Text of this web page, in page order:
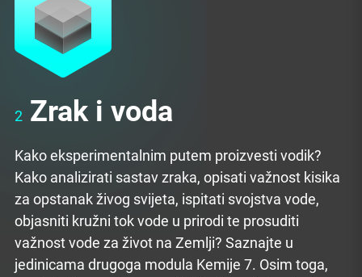
2 Zrak i voda
Kako eksperimentalnim putem proizvesti vodik?
Kako analizirati sastav zraka, opisati važnost kisika
za opstanak živog svijeta, ispitati svojstva vode,
objasniti kružni tok vode u prirodi te prosuditi
važnost vode za život na Zemlji? Saznajte u
jedinicama drugoga modula Kemije 7. Osim toga,